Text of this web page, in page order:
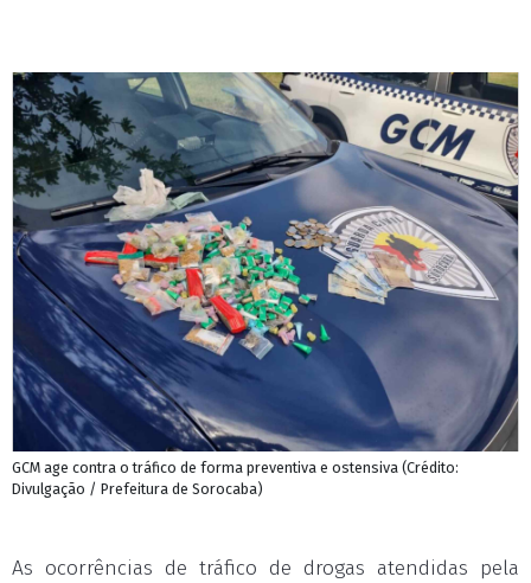
GCM age contra o tráfico de forma preventiva e ostensiva (Crédito:
Divulgação / Prefeitura de Sorocaba)
As ocorrências de tráfico de drogas atendidas pela